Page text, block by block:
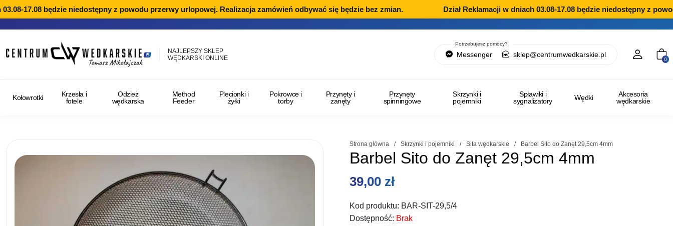
17.08 będzie niedostępny z powodu przerwy urlopowej. Realizacja zamówień odbywać się będzie bez zmian. Dział Reklamacji w dniach 03.08-17.08 będzie niedostępny z
NAJLEPSZY SKLEP
WĘDKARSKI ONLINE
Potrzebujesz pomocy?
Messenger sklep@centrumwedkarskie.pl
0
Kołowrotki
Krzesła i
fotele
Odzież
wędkarska
Method
Feeder
Plecionki i
żyłki
Pokrowce i
torby
Przynęty i
zanęty
Przynęty
spinningowe
Skrzynki i
pojemniki
Spławiki i
sygnalizatory
Wędki
Akcesoria
wędkarskie
Strona główna / Skrzynki i pojemniki / Sita wędkarskie / Barbel Sito do Zanęt 29,5cm 4mm
Barbel Sito do Zanęt 29,5cm 4mm
39,00 zł
Kod produktu: BAR-SIT-29,5/4
Dostępność: Brak